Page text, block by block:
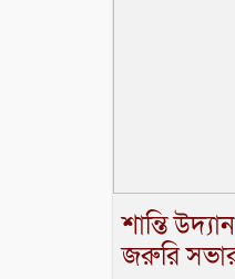
শান্তি
জরুরি